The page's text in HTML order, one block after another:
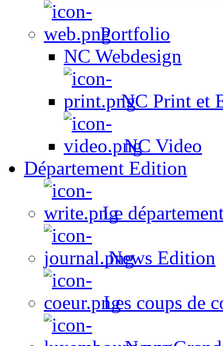
Portfolio
NC Webdesign
NC Print et
NC Video
Département Edition
Le
News Edition
Les coups de